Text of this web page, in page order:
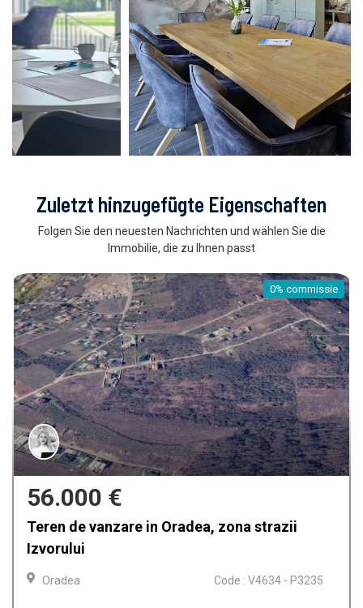
Zuletzt hinzugefügte Eigenschaften
Folgen Sie den neuesten Nachrichten und wählen Sie die
Immobilie, die zu Ihnen passt
0%
159.900 €
Casa de vanzare in Oradea, Iosia